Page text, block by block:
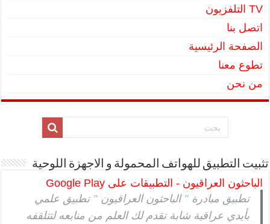
TV التلفزيون
اتصل بنا
الصفحة الرئيسية
تطوع معنا
من نحن
تثبيت التطبيق للهواتف المحمولة و الاجهزة اللوحية
الباحثون العراقيون - التطبيقات على Google Play
تطبيق مبادرة " الباحثون العراقيون " تطبيق علمي
بأيدي عراقية شابة تقدم لك العلم من منابعه لتتلقفه